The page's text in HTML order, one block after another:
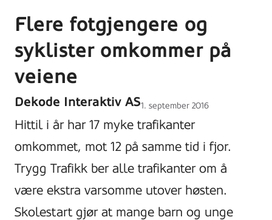
Flere fotgjengere og
syklister omkommer på
veiene
Dekode Interaktiv ASLagt
på
1. september 2016
Hittil i år har 17 myke trafikanter
omkommet, mot 12 på samme tid i fjor.
Trygg Trafikk ber alle trafikanter om å
være ekstra varsomme utover høsten.
Skolestart gjør at mange barn og unge